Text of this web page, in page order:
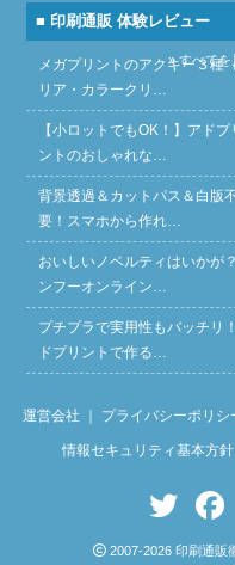
■ 印刷通販 体験レビュー
» すべてを
メガプリントのアクキー３種
リア・カラークリ…
【小ロットでもOK！】アドプ
ントのおしゃれな…
背景透過＆カットパス＆白版
要！スマホから作れ…
おいしいノベルティはいかが
ンフーオンライン…
プチプラで実用性もバッチリ
ドプリントで作る…
運営会社 ｜ プライバシーポリシ
情報セキュリティ基本方針
2007-2026 印刷通販